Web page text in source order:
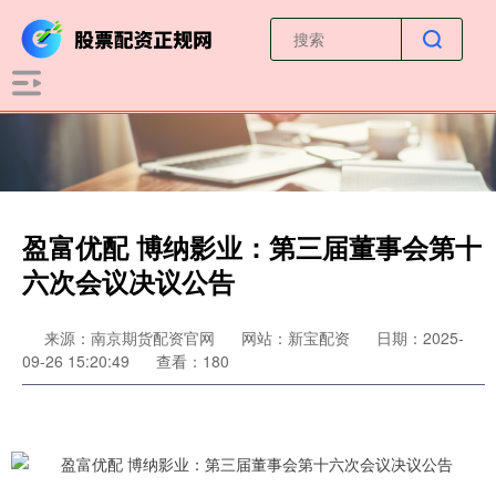
盈富优配 博纳影业：第三届董事会第十
六次会议决议公告
来源：南京期货配资官网 网站：新宝配资
日期：2025-
09-26 15:20:49
查看：180